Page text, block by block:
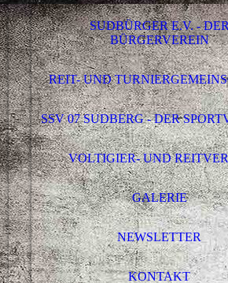
SUDBÜRGER E.V. -
BÜRGERVEREIN
REIT- UND
SSV 07 SUDBERG - DER
VOLTIGIER- UND
GALERIE
NEWSLETTER
KONTAKT